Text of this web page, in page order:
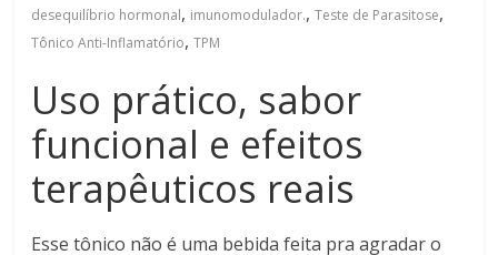
desequilíbrio hormonal, imunomodulador.,Teste de Parasitose,
Tônico Anti-Inflamatório,TPM
Uso prático, sabor
funcional e efeitos
terapêuticos reais
Esse tônico não é uma bebida feita pra agradar o